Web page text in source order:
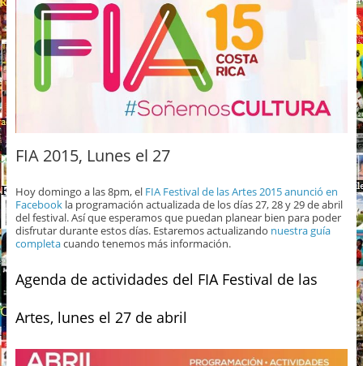
FIA 2015, Lunes el 27
Hoy domingo a las 8pm, el FIA Festival de las Artes 2015anunció en
Facebookla programación actualizada de los días 27, 28 y 29 de abril
del festival. Así que esperamos que puedan planear bien para poder
disfrutar durante estos días. Estaremos actualizando nuestra guía
completacuando tenemos más información.
Agenda de actividades del FIA Festival de las
Artes, lunes el 27 de abril